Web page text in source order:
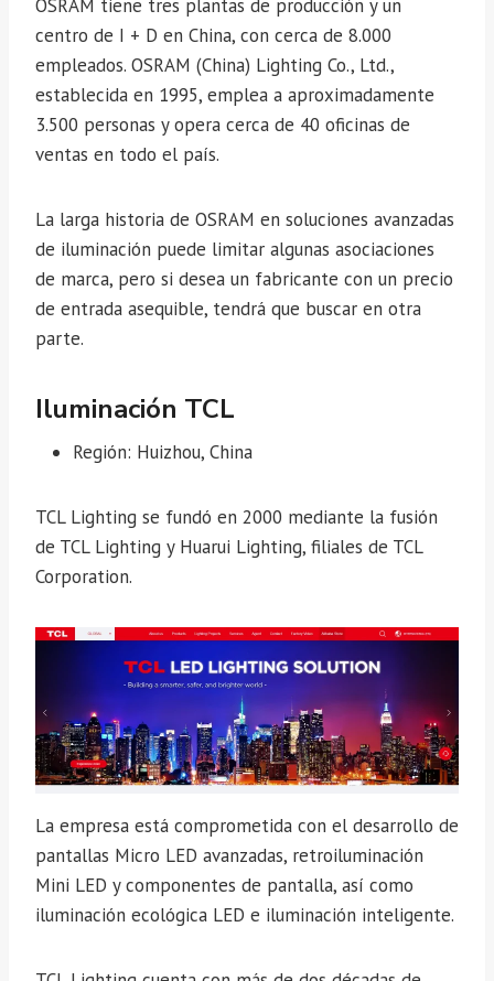
OSRAM tiene tres plantas de producción y un
centro de I + D en China, con cerca de 8.000
empleados. OSRAM (China) Lighting Co., Ltd.,
establecida en 1995, emplea a aproximadamente
3.500 personas y opera cerca de 40 oficinas de
ventas en todo el país.
La larga historia de OSRAM en soluciones avanzadas
de iluminación puede limitar algunas asociaciones
de marca, pero si desea un fabricante con un precio
de entrada asequible, tendrá que buscar en otra
parte.
Iluminación TCL
Región: Huizhou, China
TCL Lighting se fundó en 2000 mediante la fusión
de TCL Lighting y Huarui Lighting, filiales de TCL
Corporation.
La empresa está comprometida con el desarrollo de
pantallas Micro LED avanzadas, retroiluminación
Mini LED y componentes de pantalla, así como
iluminación ecológica LED e iluminación inteligente.